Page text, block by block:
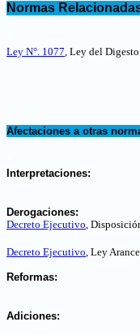
Normas
Ley N°. 1077, Ley del
Afectaciones a otras
Interpretaciones:
Derogaciones:
Decreto Ejecutivo,
Decreto Ejecutivo, Ley
Reformas:
Adiciones: